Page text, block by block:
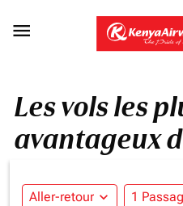

Les vols les
avantageux
Aller-retour expand_more 1